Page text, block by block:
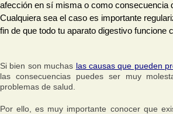
afección en sí misma o como consecuencia
Cualquiera sea el caso es importante
fin de que todo tu aparato digestivo funcione
Si bien son muchas las causas que pueden
las consecuencias puedes ser muy
problemas de salud.
Por ello, es muy importante conocer que